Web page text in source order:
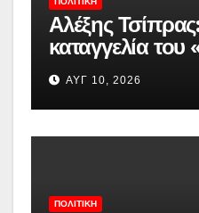
Αλέξης
καταγγελία του
πρόταση
2015 ήξερα τι
ήξερα πώς να
ΑΥΓ 10, 2026
ΠΟΛΙΤΙΚΉ